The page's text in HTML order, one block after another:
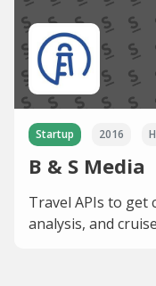
Startup 2016
B & S Media
Travel APIs to get
analysis, and